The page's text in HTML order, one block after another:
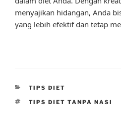
menyajikan hidangan, Anda
yang lebih efektif dan tetap
CATEGORIES
TIPS DIET
TAGS
TIPS DIET TANPA NASI